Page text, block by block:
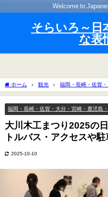
Welcome to
そらいろ～日
な表
ホーム 観光 福岡・長崎・佐賀
つり2025の日程・時間や屋台は？シャト
福岡・長崎・佐賀・大分・宮崎・鹿児島
大川木工まつり2025の
トルバス・アクセスや駐
2025-10-10